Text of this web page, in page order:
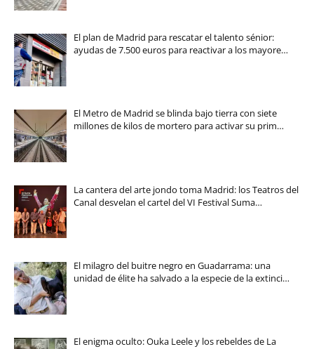
El plan de Madrid para rescatar el talento sénior:
ayudas de 7.500 euros para reactivar a los mayore…
El Metro de Madrid se blinda bajo tierra con siete
millones de kilos de mortero para activar su prim…
La cantera del arte jondo toma Madrid: los Teatros del
Canal desvelan el cartel del VI Festival Suma…
El milagro del buitre negro en Guadarrama: una
unidad de élite ha salvado a la especie de la extinci…
El enigma oculto: Ouka Leele y los rebeldes de La